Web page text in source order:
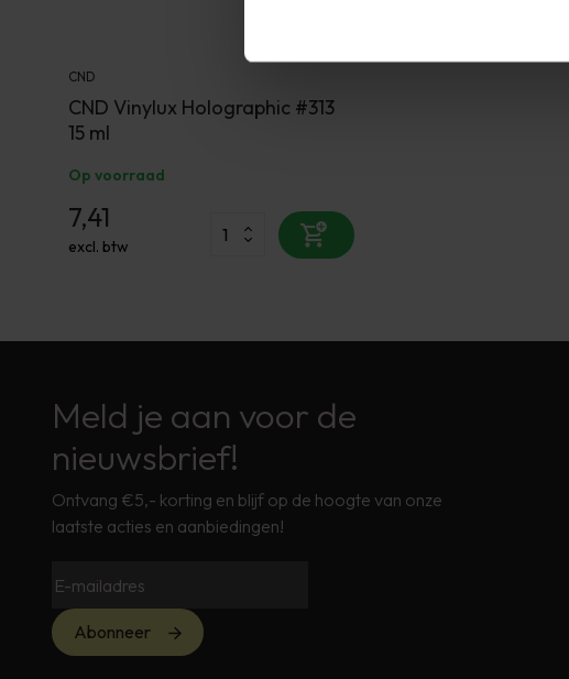
CND
CND Vinylux Holographic #313
15 ml
Op voorraad
7,41
excl. btw
Meld je aan voor de
nieuwsbrief!
Ontvang €5,- korting en blijf op de hoogte van onze
laatste acties en aanbiedingen!
Abonneer